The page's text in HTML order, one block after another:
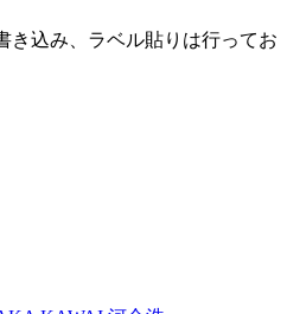
込み、ラベル貼りは行ってお